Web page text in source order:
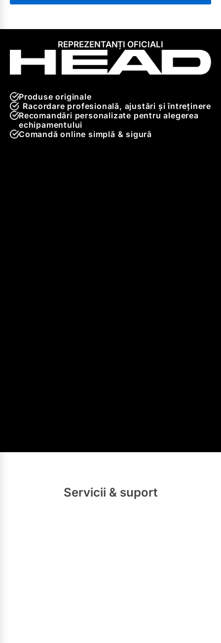
REPREZENTANȚI OFICIALI
Produse originale
Racordare profesională, ajustări și întreținere
Recomandări personalizate pentru alegerea
echipamentului
Comandă online simplă & sigură
Servicii & suport